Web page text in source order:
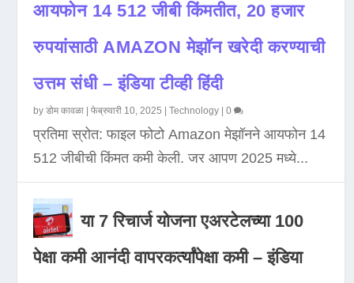
आयफोन 14 512 जीबी किंमतीत, 20 हजार
रुपयांसाठी AMAZON मेझॉन खरेदी करण्याची
उत्तम संधी – इंडिया टीव्ही हिंदी
byडोम कावळा |फेब्रुवारी 10, 2025 |Technology |0
प्रतिमा स्रोत: फाइल फोटो Amazon मेझॉनने आयफोन 14
512 जीबीची किंमत कमी केली. जर आपण 2025 मध्ये...
या 7 रिचार्ज योजना एअरटेलच्या 100
पेक्षा कमी आनंदी वापरकर्त्यांपेक्षा कमी – इंडिया